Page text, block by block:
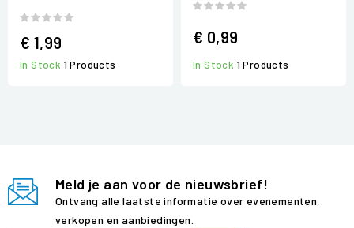
€ 1,99
In Stock 1 Products
€ 0,99
In Stock 1 Products
Meld je aan voor de nieuwsbrief!
Ontvang alle laatste informatie over evenementen,
verkopen en aanbiedingen.